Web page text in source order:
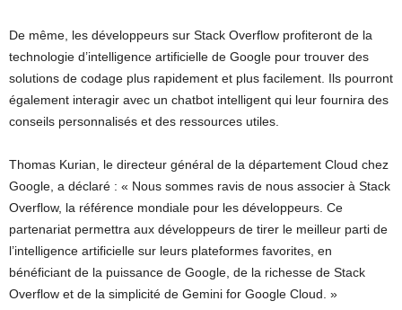
De même, les développeurs sur Stack Overflow profiteront de la
technologie d’intelligence artificielle de Google pour trouver des
solutions de codage plus rapidement et plus facilement. Ils pourront
également interagir avec un chatbot intelligent qui leur fournira des
conseils personnalisés et des ressources utiles.
Thomas Kurian, le directeur général de la département Cloud chez
Google, a déclaré : « Nous sommes ravis de nous associer à Stack
Overflow, la référence mondiale pour les développeurs. Ce
partenariat permettra aux développeurs de tirer le meilleur parti de
l’intelligence artificielle sur leurs plateformes favorites, en
bénéficiant de la puissance de Google, de la richesse de Stack
Overflow et de la simplicité de Gemini for Google Cloud. »